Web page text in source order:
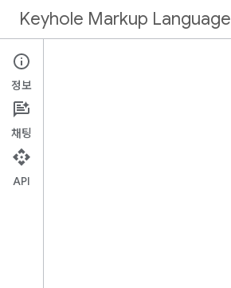
Keyhole Markup Language
Introduction
KML Tutorial
정보
채팅
API